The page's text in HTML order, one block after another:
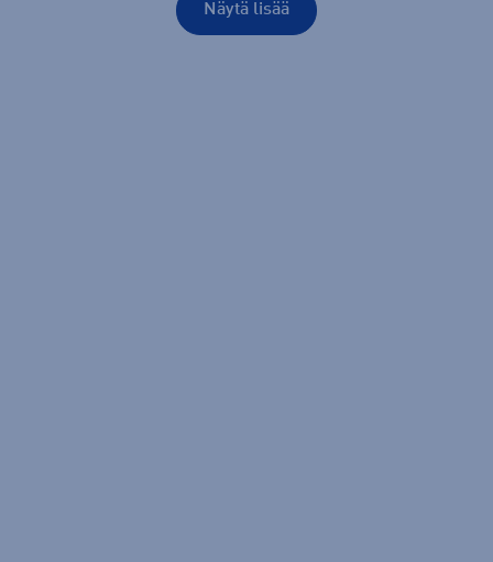
Näytä lisää